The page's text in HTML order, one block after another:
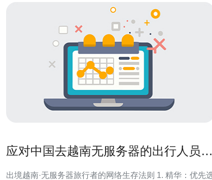
应对中国去越南无服务器的出行人员网
出境越南·无服务器旅行者的网络生存法则 1. 精华：优先选